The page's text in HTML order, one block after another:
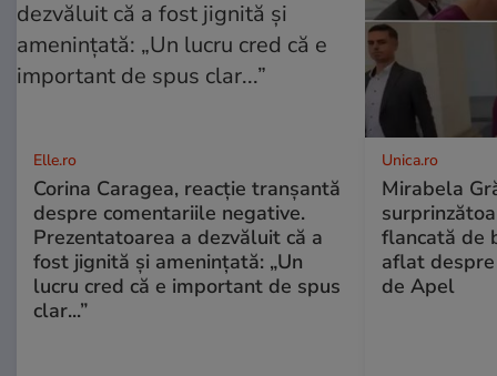
Elle.ro
Corina Caragea, reacție tranșantă
despre comentariile negative.
Prezentatoarea a dezvăluit că a
fost jignită și amenințată: „Un
lucru cred că e important de spus
clar...”
Unica.ro
Mirabela
flancată de
aflat
de Apel